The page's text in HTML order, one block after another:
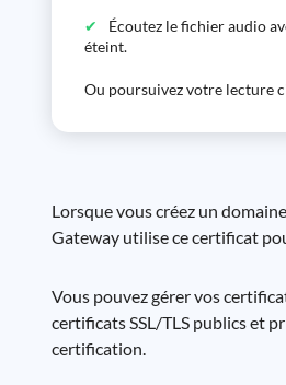
Écoutez le fichier audio
éteint.
Ou poursuivez votre lecture
Lorsque vous créez un
Gateway utilise ce certificat
Vous pouvez gérer vos
certificats SSL/TLS publics et
certification.